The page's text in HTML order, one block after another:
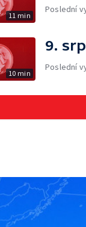
11 min
Poslední
10 min
9.
Poslední